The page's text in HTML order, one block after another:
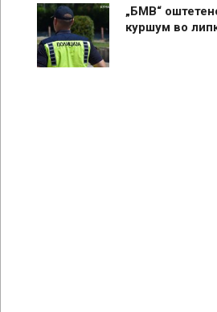
„БМВ“
куршум во